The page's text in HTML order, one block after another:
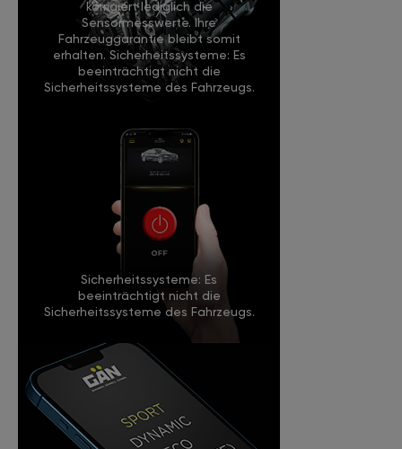
korrigiert lediglich die
Sensormesswerte. Ihre
Fahrzeuggarantie bleibt somit
erhalten. Sicherheitssysteme: Es
beeinträchtigt nicht die
Sicherheitssysteme des Fahrzeugs.
Sicherheitssysteme: Es
beeinträchtigt nicht die
Sicherheitssysteme des Fahrzeugs.